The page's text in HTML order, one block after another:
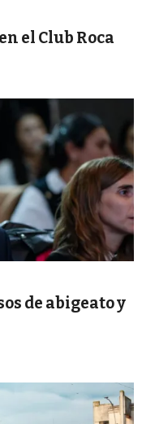
el Club Roca
de abigeato y